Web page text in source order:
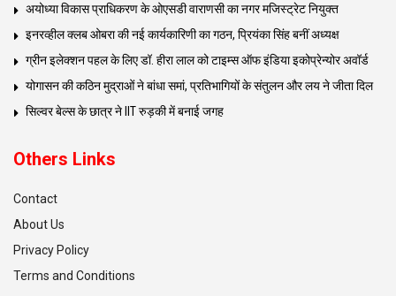
अयोध्या विकास प्राधिकरण के ओएसडी वाराणसी का नगर मजिस्ट्रेट नियुक्त
इनरव्हील क्लब ओबरा की नई कार्यकारिणी का गठन, प्रियंका सिंह बनीं अध्यक्ष
ग्रीन इलेक्शन पहल के लिए डॉ. हीरा लाल को टाइम्स ऑफ इंडिया इकोप्रेन्योर अवॉर्ड
योगासन की कठिन मुद्राओं ने बांधा समां, प्रतिभागियों के संतुलन और लय ने जीता दिल
सिल्वर बेल्स के छात्र ने IIT रुड़की में बनाई जगह
Others Links
Contact
About Us
Privacy Policy
Terms and Conditions